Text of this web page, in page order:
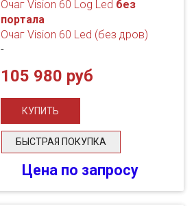
Очаг Vision 60 Log Led без
портала
Очаг Vision 60 Led (без дров)
-
105 980 руб
БЫСТРАЯ ПОКУПКА
Цена по запросу